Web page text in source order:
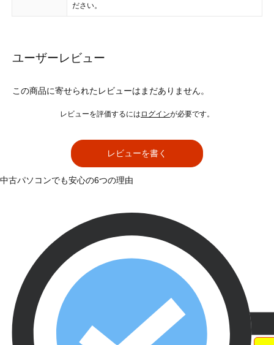
ださい。
ユーザーレビュー
この商品に寄せられたレビューはまだありません。
レビューを評価するには ログインが必要です。
レビューを書く
中古パソコンでも安心の6つの理由